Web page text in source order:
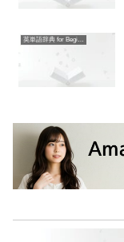
英単語辞典 for Beginners